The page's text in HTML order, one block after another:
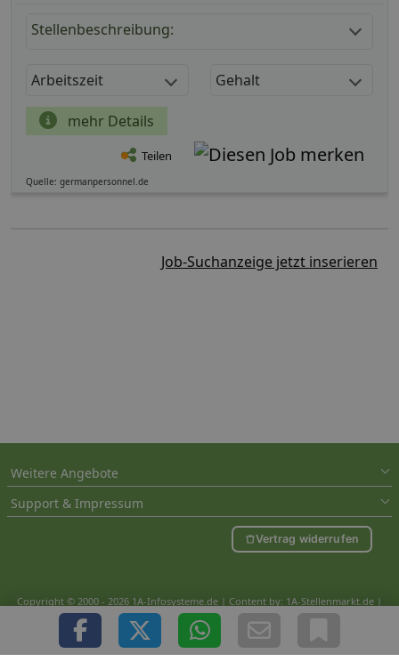
Stellenbeschreibung:
Arbeitszeit Gehalt
mehr Details
Teilen
Quelle: germanpersonnel.de
Job-Suchanzeige jetzt inserieren
Weitere Angebote
Support & Impressum
Vertrag widerrufen
Copyright © 2000 - 2026 1A-Infosysteme.de | Content by: 1A-Stellenmarkt.de |
09.08.2026| CFo: nur_Artikel|SEO_anpassung ( 1.192)